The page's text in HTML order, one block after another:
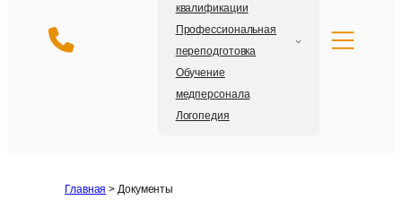
квалификации
Профессиональная
переподготовка
Обучение
медперсонала
Логопедия
Главная >Документы